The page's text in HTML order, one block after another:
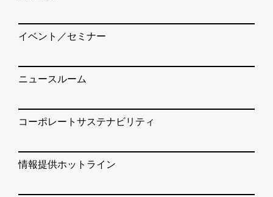
イベント／セミナー
ニュースルーム
コーポレートサステナビリティ
情報提供ホットライン